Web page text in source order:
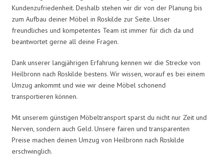
Kundenzufriedenheit. Deshalb stehen wir dir von der Planung bis
zum Aufbau deiner Möbel in Roskilde zur Seite. Unser
freundliches und kompetentes Team ist immer für dich da und
beantwortet gerne all deine Fragen.
Dank unserer langjährigen Erfahrung kennen wir die Strecke von
Heilbronn nach Roskilde bestens. Wir wissen, worauf es bei einem
Umzug ankommt und wie wir deine Möbel schonend
transportieren können.
Mit unserem günstigen Möbeltransport sparst du nicht nur Zeit und
Nerven, sondern auch Geld. Unsere fairen und transparenten
Preise machen deinen Umzug von Heilbronn nach Roskilde
erschwinglich.